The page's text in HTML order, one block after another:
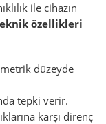
ile cihazın
özellikleri
düzeyde
tepki verir.
karşı direnç